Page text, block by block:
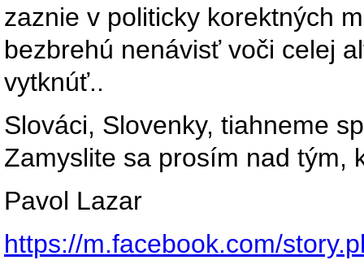
zaznie v politicky korektných
bezbrehú nenávisť voči celej
vytknúť..
Slováci, Slovenky, tiahneme
Zamyslite sa prosím nad tým,
Pavol Lazar
https://m.facebook.com/